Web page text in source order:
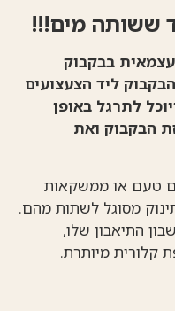
ששותה מים!!!
בבקבוק
ליד הצעצועים
לתרגל באופן
הבקבוק ואת
טעם או ממשקאות
מסוגל לשתות מהם.
התיאבון שלו,
קלורית מיותרת.